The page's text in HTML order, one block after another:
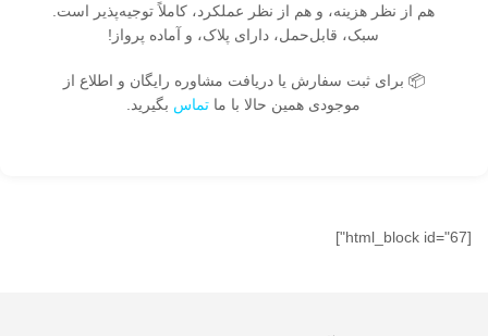
هم از نظر هزینه، و هم از نظر عملکرد، کاملاً توجیه‌پذیر است.
سبک، قابل‌حمل، دارای پلاک، و آماده پرواز!
📦 برای ثبت سفارش یا دریافت مشاوره رایگان و اطلاع از
موجودی همین حالا با ما تماس بگیرید.
[html_block id="67"]